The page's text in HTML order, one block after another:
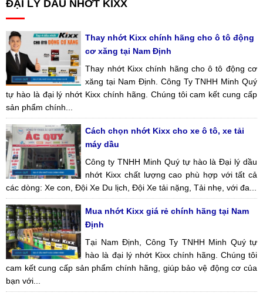
ĐẠI LÝ DẦU NHỚT KIXX
Thay nhớt Kixx chính hãng cho ô tô động
cơ xăng tại Nam Định
Thay nhớt Kixx chính hãng cho ô tô động cơ
xăng tại Nam Định. Công Ty TNHH Minh Quý
tự hào là đại lý nhớt Kixx chính hãng. Chúng tôi cam kết cung cấp
sản phẩm chính...
Cách chọn nhớt Kixx cho xe ô tô, xe tải
máy dầu
Công ty TNHH Minh Quý tự hào là Đại lý dầu
nhớt Kixx chất lượng cao phù hợp với tất cả
các dòng: Xe con, Đội Xe Du lịch, Đội Xe tải nặng, Tải nhẹ, với đa...
Mua nhớt Kixx giá rẻ chính hãng tại Nam
Định
Tại Nam Định, Công Ty TNHH Minh Quý tự
hào là đại lý nhớt Kixx chính hãng. Chúng tôi
cam kết cung cấp sản phẩm chính hãng, giúp bảo vệ động cơ của
bạn với...